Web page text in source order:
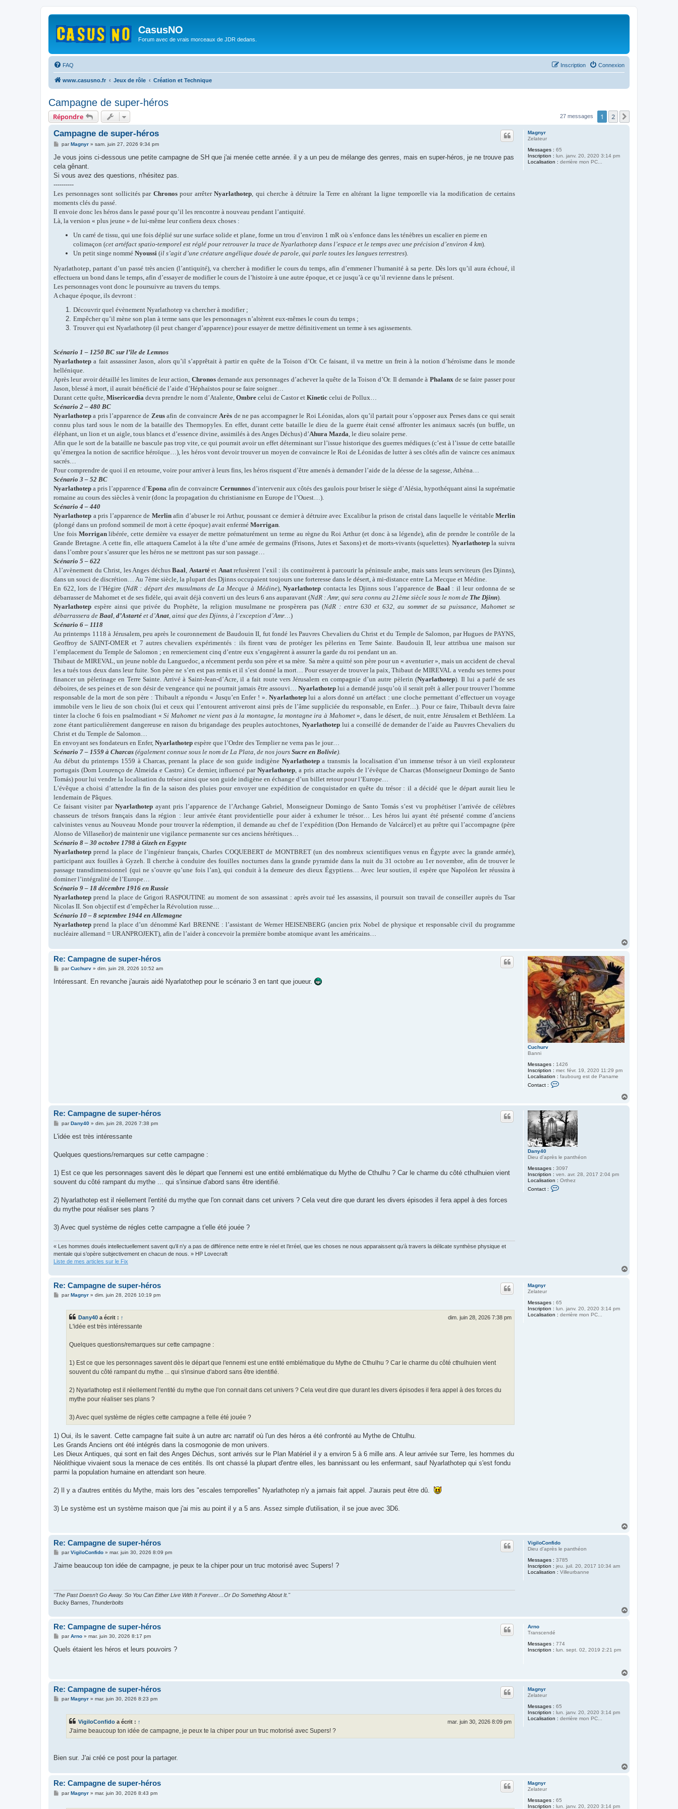
CasusNO
Forum avec de vrais morceaux de JDR dedans.
FAQ Connexion
Inscription
www.casusno.fr Jeux de rôle Création et Technique
Campagne de super-héros
Répondre 27 messages 1 2
Magnyr
Zelateur
Messages : 65
Inscription : lun. janv. 20, 2020 3:14 pm
Localisation : derrière mon PC...
Campagne de super-héros
M
s
a
g
parMagnyr» sam. juin 27, 2026 9:34 pm
Je vous joins ci-dessous une petite campagne de SH que j'ai menée cette année. il y a un peu de mélange des genres, mais en super-héros, je ne trouve pas
cela gênant.
Si vous avez des questions, n'hésitez pas.
----------
Les personnages sont sollicités par Chronospour arrêter Nyarlathotep , qui cherche à détruire la Terre en altérant la ligne temporelle via la modification de certains
moments clés du passé.
Il envoie donc les héros dans le passé pour qu’il les rencontre à nouveau pendant l’antiquité.
Là, la version « plus jeune » de lui-même leur confiera deux choses :
Un carré de tissu, qui une fois déplié sur une surface solide et plane, forme un trou d’environ 1 mR où s’enfonce dans les ténèbres un escalier en pierre en
colimaçon (cet artéfact spatio-temporel est réglé pour retrouver la trace de Nyarlathotep dans l’espace et le temps avec une précision d’environ 4 km).
Un petit singe nommé Nyoussi (il s’agit d’une créature angélique douée de parole, qui parle toutes les langues terrestres).
Nyarlathotep, partant d’un passé très ancien (l’antiquité), va chercher à modifier le cours du temps, afin d’emmener l’humanité à sa perte. Dès lors qu’il aura échoué, il
effectuera un bond dans le temps, afin d’essayer de modifier le cours de l’histoire à une autre époque, et ce jusqu’à ce qu’il revienne dans le présent.
Les personnages vont donc le poursuivre au travers du temps.
A chaque époque, ils devront :
Découvrir quel évènement Nyarlathotep va chercher à modifier ;
Empêcher qu’il mène son plan à terme sans que les personnages n’altèrent eux-mêmes le cours du temps ;
Trouver qui est Nyarlathotep (il peut changer d’apparence) pour essayer de mettre définitivement un terme à ses agissements.
Scénario 1 – 1250 BC sur l’île de Lemnos
Nyarlathotep a fait assassiner Jason, alors qu’il s’apprêtait à partir en quête de la Toison d’Or. Ce faisant, il va mettre un frein à la notion d’héroïsme dans le monde
hellénique.
Après leur avoir détaillé les limites de leur action, Chronosdemande aux personnages d’achever la quête de la Toison d’Or. Il demande à Phalanx de se faire passer pour
Jason, blessé à mort, il aurait bénéficié de l’aide d’Héphaïstos pour se faire soigner…
Durant cette quête, Misericordia devra prendre le nom d’Atalente, Ombre celui de Castor et Kinetic celui de Pollux…
Scénario 2 – 480 BC
Nyarlathotep a pris l’apparence de Zeusafin de convaincre Arès de ne pas accompagner le Roi Léonidas, alors qu’il partait pour s’opposer aux Perses dans ce qui serait
connu plus tard sous le nom de la bataille des Thermopyles. En effet, durant cette bataille le dieu de la guerre était censé affronter les animaux sacrés (un buffle, un
éléphant, un lion et un aigle, tous blancs et d’essence divine, assimilés à des Anges Déchus) d’Ahura Mazda , le dieu solaire perse.
Afin que le sort de la bataille ne bascule pas trop vite, ce qui pourrait avoir un effet déterminant sur l’issue historique des guerres médiques (c’est à l’issue de cette bataille
qu’émergea la notion de sacrifice héroïque…), les héros vont devoir trouver un moyen de convaincre le Roi de Léonidas de lutter à ses côtés afin de vaincre ces animaux
sacrés…
Pour comprendre de quoi il en retourne, voire pour arriver à leurs fins, les héros risquent d’être amenés à demander l’aide de la déesse de la sagesse, Athéna…
Scénario 3 – 52 BC
Nyarlathotep a pris l’apparence d’Epona afin de convaincre Cernunnos d’intervenir aux côtés des gaulois pour briser le siège d’Alésia, hypothéquant ainsi la suprématie
romaine au cours des siècles à venir (donc la propagation du christianisme en Europe de l’Ouest…).
Scénario 4 – 440
Nyarlathotep a pris l’apparence de Merlinafin d’abuser le roi Arthur, poussant ce dernier à détruire avec Excalibur la prison de cristal dans laquelle le véritable Merlin
(plongé dans un profond sommeil de mort à cette époque) avait enfermé Morrigan
Une fois Morriganlibérée, cette dernière va essayer de mettre prématurément un terme au règne du Roi Arthur (et donc à sa légende), afin de prendre le contrôle de la
Grande Bretagne. A cette fin, elle attaquera Camelot à la tête d’une armée degermains (Frisons, Jutes et Saxons) et de morts-vivants (squelettes). Nyarlathotepla suivra
dans l’ombre pour s’assurer que les héros ne se mettront pas sur son passage…
Scénario 5 – 622
A l’avènement du Christ, les Anges déchusBaal Astartéet Anatrefusèrent l’exil : ils continuèrent à parcourir la péninsule arabe, mais sans leurs serviteurs (les Djinns),
dans un souci de discrétion… Au 7ème siècle, la plupart des Djinns occupaient toujours une forteresse dans le désert, à mi-distance entre La Mecque et Médine.
En 622, lors de l’Hégire (NdR : départ des musulmans de La Mecque à Médine),Nyarlathotep contacta les Djinns sous l’apparence de Baal : il leur ordonna de se
débarrasser de Mahomet et de ses fidèle, qui avait déjà converti un des leurs 6 ans auparavant (NdR : Amr, qui sera connu au 21ème siècle sous le nom de The Djinn).
Nyarlathotep espère ainsi que privée du Prophète, la religion musulmane ne prospèrera pas (NdR : entre 630 et 632, au sommet de sa puissance, Mahomet se
débarrassera de Baal d’Astarté et d’Anat , ainsi que des Djinns, à l’exception d’Amr… )
Scénario 6 – 1118
Au printemps 1118 à Jérusalem, peu après le couronnement de Baudouin II, fut fondé les Pauvres Chevaliers du Christ et du Temple de Salomon, par Hugues de PAYNS,
Geoffroy de SAINT-OMER et 7 autres chevaliers expérimentés : ils firent vœu de protéger les pèlerins en Terre Sainte. Baudouin II, leur attribua une maison sur
l’emplacement du Temple de Salomon ; en remerciement cinq d’entre eux s’engagèrent à assurer la garde du roi pendant un an.
Thibaut de MIREVAL, un jeune noble du Languedoc, a récemment perdu son père et sa mère. Sa mère a quitté son père pour un « aventurier », mais un accident de cheval
les a tués tous deux dans leur fuite. Son père ne s’en est pas remis et il s’est donné la mort… Pour essayer de trouver la paix, Thibaut de MIREVAL a vendu ses terres pour
financer un pèlerinage en Terre Sainte. Arrivé à Saint-Jean-d’Acre, il a fait route vers Jérusalem en compagnie d’un autre pèlerin (Nyarlathotep). Il lui a parlé de ses
déboires, de ses peines et de son désir de vengeance qui ne pourrait jamais être assouvi… Nyarlathoteplui a demandé jusqu’où il serait prêt à aller pour trouver l’homme
responsable de la mort de son père : Thibault a répondu « Jusqu’en Enfer ! ». Nyarlathoteplui a alors donné un artéfact : une cloche permettant d’effectuer un voyage
immobile vers le lieu de son choix (lui et ceux qui l’entourent arriveront ainsi près de l’âme suppliciée du responsable, en Enfer…). Pour ce faire, Thibault devra faire
tinter la cloche 6 fois en psalmodiant «Si Mahomet ne vient pas à la montagne, la montagne ira à Mahomet», dans le désert, de nuit, entre Jérusalem et Bethléem. La
zone étant particulièrement dangereuse en raison du brigandage des peuples autochtones, Nyarlathotep lui a conseillé de demander de l’aide au Pauvres Chevaliers du
Christ et du Temple de Salomon…
En envoyant ses fondateurs en Enfer, Nyarlathotep espère que l’Ordre des Templier ne verra pas le jour…
Scénario 7 – 1559 à Charcas (également connue sous le nom de La Plata, de nos jours Sucre en Bolivie).
Au début du printemps 1559 à Charcas, prenant la place de son guide indigène Nyarlathotepa transmis la localisation d’un immense trésor à un vieil explorateur
portugais (Dom Lourenço de Almeida e Castro). Ce dernier, influencé parNyarlathotep , a pris attache auprès de l’évêque de Charcas (Monseigneur Domingo de Santo
Tomás) pour lui vendre la localisation du trésor ainsi que son guide indigène en échange d’un billet retour pour l’Europe…
L’évêque a choisi d’attendre la fin de la saison des pluies pour envoyer une expédition de conquistador en quête du trésor : il a décidé que le départ aurait lieu le
lendemain de Pâques.
Ce faisant visiter parNyarlathotep ayant pris l’apparence de l’Archange Gabriel, Monseigneur Domingo de Santo Tomás s’est vu prophétiser l’arrivée de célèbres
chasseurs de trésors français dans la région : leur arrivée étant providentielle pour aider à exhumer le trésor… Les héros lui ayant été présenté comme d’anciens
calvinistes venus au Nouveau Monde pour trouver la rédemption, il demande au chef de l’expédition (Don Hernando de Valcárcel) et au prêtre qui l’accompagne (père
Alonso de Villaseñor) de maintenir une vigilance permanente sur ces anciens hérétiques…
Scénario 8 – 30 octobre 1798 à Gizeh en Egypte
Nyarlathotep prend la place de l’ingénieur français, Charles COQUEBERT de MONTBRET (un des nombreux scientifiques venus en Égypte avec la grande armée),
participant aux fouilles à Gyzeh. Il cherche à conduire des fouilles nocturnes dans la grande pyramide dans la nuit du 31 octobre au 1er novembre, afin de trouver le
passage transdimensionnel (qui ne s’ouvre qu’une fois l’an), qui conduit à la demeure des dieux Égyptiens… Avec leur soutien, il espère que Napoléon Ier réussira à
dominer l’intégralité de l’Europe…
Scénario 9 – 18 décembre 1916 en Russie
Nyarlathotep prend la place de Grigori RASPOUTINE au moment de son assassinat : après avoir tué les assassins, il poursuit son travail de conseiller auprès du Tsar
Nicolas II. Son objectif est d’empêcher la Révolution russe…
Scénario 10 – 8 septembre 1944 en Allemagne
Nyarlathotep prend la place d’un dénommé Karl BRENNE : l’assistant de Werner HEISENBERG (ancien prix Nobel de physique et responsable civil du programme
nucléaire allemand = URANPROJEKT), afin de l’aider à concevoir la première bombe atomique avant les américains…
Cuchurv
Banni
Messages : 1426
Inscription : mer. févr. 19, 2020 11:29 pm
Localisation : faubourg est de Paname
Contact :
a
c
t
e
r
C
u
c
u
r
v
Re: Campagne de super-héros
M
s
parCuchurv» dim. juin 28, 2026 10:52 am
Intéressant. En revanche j'aurais aidé Nyarlatothep pour le scénario 3 en tant que joueur.
Dany40
Dieu d'après le panthéon
Messages : 3097
Inscription : ven. avr. 28, 2017 2:04 pm
Localisation : Orthez
Contact :
Re: Campagne de super-héros
M
s
g
parDany40» dim. juin 28, 2026 7:38 pm
L'idée est très intéressante
Quelques questions/remarques sur cette campagne :
1) Est ce que les personnages savent dès le départ que l'ennemi est une entité emblématique du Mythe de Cthulhu ? Car le charme du côté cthulhuien vient
souvent du côté rampant du mythe ... qui s'insinue d'abord sans être identifié.
2) Nyarlathotep est il réellement l'entité du mythe que l'on connait dans cet univers ? Cela veut dire que durant les divers épisodes il fera appel à des forces
du mythe pour réaliser ses plans ?
3) Avec quel système de régles cette campagne a t'elle été jouée ?
« Les hommes doués intellectuellement savent qu’il n’y a pas de différence nette entre le réel et l’irréel, que les choses ne nous apparaissent qu’à travers la délicate synthèse physique et
mentale qui s’opère subjectivement en chacun de nous. » HP Lovecraft
Liste de mes articles sur le Fix
Magnyr
Zelateur
Messages : 65
Inscription : lun. janv. 20, 2020 3:14 pm
Localisation : derrière mon PC...
Re: Campagne de super-héros
MparMagnyr» dim. juin 28, 2026 10:19 pm
Dany40 a écrit : ↑ dim. juin 28, 2026 7:38 pm
L'idée est très intéressante
Quelques questions/remarques sur cette campagne :
1) Est ce que les personnages savent dès le départ que l'ennemi est une entité emblématique du Mythe de Cthulhu ? Car le charme du côté cthulhuien vient
souvent du côté rampant du mythe ... qui s'insinue d'abord sans être identifié.
2) Nyarlathotep est il réellement l'entité du mythe que l'on connait dans cet univers ? Cela veut dire que durant les divers épisodes il fera appel à des forces du
mythe pour réaliser ses plans ?
3) Avec quel système de régles cette campagne a t'elle été jouée ?
1) Oui, ils le savent. Cette campagne fait suite à un autre arc narratif où l'un des héros a été confronté au Mythe de Chtulhu.
Les Grands Anciens ont été intégrés dans la cosmogonie de mon univers.
Les Dieux Antiques, qui sont en fait des Anges Déchus, sont arrivés sur le Plan Matériel il y a environ 5 à 6 mille ans. A leur arrivée sur Terre, les hommes du
Néolithique vivaient sous la menace de ces entités. Ils ont chassé la plupart d'entre elles, les bannissant ou les enfermant, sauf Nyarlathotep qui s'est fondu
parmi la population humaine en attendant son heure.
2) Il y a d'autres entités du Mythe, mais lors des "escales temporelles" Nyarlathotep n'y a jamais fait appel. J'aurais peut être dû.
3) Le système est un système maison que j'ai mis au point il y a 5 ans. Assez simple d'utilisation, il se joue avec 3D6.
VigiloConfido
Dieu d'après le panthéon
Messages : 3785
Inscription : jeu. juil. 20, 2017 10:34 am
Localisation : Villeurbanne
Re: Campagne de super-héros
M
s
parVigiloConfido» mar. juin 30, 2026 8:09 pm
J'aime beaucoup ton idée de campagne, je peux te la chiper pour un truc motorisé avec Supers! ?
"The Past Doesn’t Go Away. So You Can Either Live With It Forever…Or Do Something About It."
Bucky Barnes, Thunderbolts
Arno
Transcendé
Messages : 774
Inscription : lun. sept. 02, 2019 2:21 pm
Re: Campagne de super-héros
M
s
parArno» mar. juin 30, 2026 8:17 pm
Quels étaient les héros et leurs pouvoirs ?
Magnyr
Zelateur
Messages : 65
Inscription : lun. janv. 20, 2020 3:14 pm
Localisation : derrière mon PC...
Re: Campagne de super-héros
Mpar Magnyr» mar. juin 30, 2026 8:23 pm
VigiloConfido a écrit : ↑ mar. juin 30, 2026 8:09 pm
J'aime beaucoup ton idée de campagne, je peux te la chiper pour un truc motorisé avec Supers! ?
Bien sur. J'ai créé ce post pour la partager.
Magnyr
Zelateur
Messages : 65
Inscription : lun. janv. 20, 2020 3:14 pm
Re: Campagne de super-héros
MparMagnyr» mar. juin 30, 2026 8:43 pm